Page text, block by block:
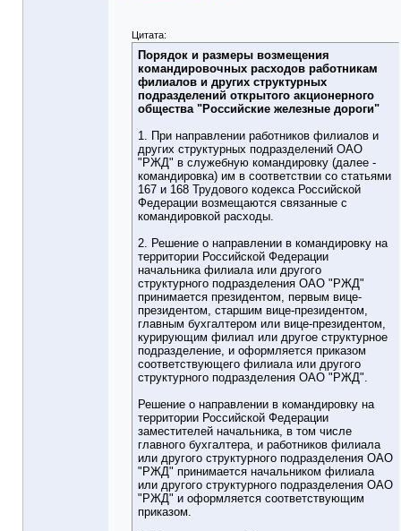
Цитата:
Порядок и размеры возмещения
командировочных расходов работникам
филиалов и других структурных
подразделений открытого акционерного
общества "Российские железные дороги"
1. При направлении работников филиалов и
других структурных подразделений ОАО
"РЖД" в служебную командировку (далее -
командировка) им в соответствии со статьями
167 и 168 Трудового кодекса Российской
Федерации возмещаются связанные с
командировкой расходы.
2. Решение о направлении в командировку на
территории Российской Федерации
начальника филиала или другого
структурного подразделения ОАО "РЖД"
принимается президентом, первым вице-
президентом, старшим вице-президентом,
главным бухгалтером или вице-президентом,
курирующим филиал или другое структурное
подразделение, и оформляется приказом
соответствующего филиала или другого
структурного подразделения ОАО "РЖД".
Решение о направлении в командировку на
территории Российской Федерации
заместителей начальника, в том числе
главного бухгалтера, и работников филиала
или другого структурного подразделения ОАО
"РЖД" принимается начальником филиала
или другого структурного подразделения ОАО
"РЖД" и оформляется соответствующим
приказом.